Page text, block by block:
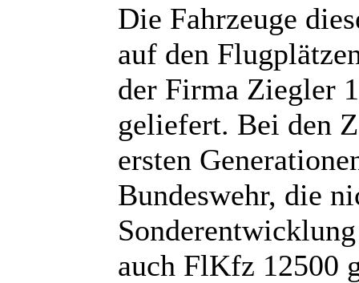
Die Fahrzeuge
auf den
der Firma Ziegler
geliefert. Bei den
ersten
Bundeswehr, die
auch FlKfz 12500